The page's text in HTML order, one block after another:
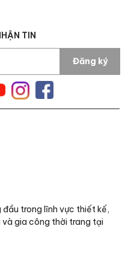
TIN
Đăng ký
trong lĩnh vực thiết kế,
gia công thời trang tại